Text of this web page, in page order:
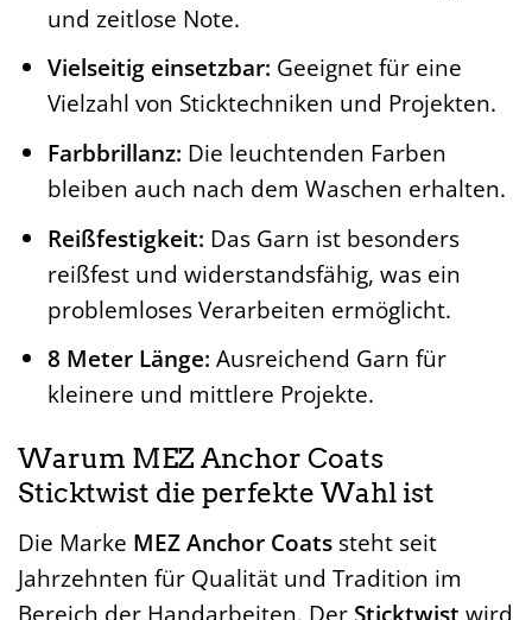
und zeitlose Note.
Vielseitig einsetzbar: Geeignet für eine
Vielzahl von Sticktechniken und Projekten.
Farbbrillanz: Die leuchtenden Farben
bleiben auch nach dem Waschen erhalten.
Reißfestigkeit: Das Garn ist besonders
reißfest und widerstandsfähig, was ein
problemloses Verarbeiten ermöglicht.
8 Meter Länge: Ausreichend Garn für
kleinere und mittlere Projekte.
Warum MEZ Anchor Coats
Sticktwist die perfekte Wahl ist
Die Marke MEZ Anchor Coats steht seit
Jahrzehnten für Qualität und Tradition im
Bereich der Handarbeiten. Der Sticktwist wird